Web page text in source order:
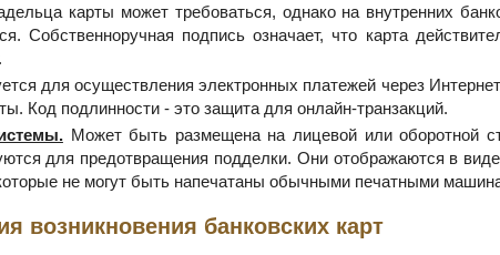
карты может требоваться, однако на внутренних
Собственноручная подпись означает, что карта
для осуществления электронных платежей через
Код подлинности - это защита для онлайн-транзакций.
Может быть размещена на лицевой или оборотной
для предотвращения подделки. Они отображаются в
не могут быть напечатаны обычными печатными
возникновения банковских карт